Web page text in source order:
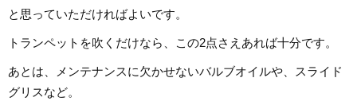
と思っていただければよいです。
トランペットを吹くだけなら、この2点さえあれば十分です。
あとは、メンテナンスに欠かせないバルブオイルや、スライド
グリスなど。